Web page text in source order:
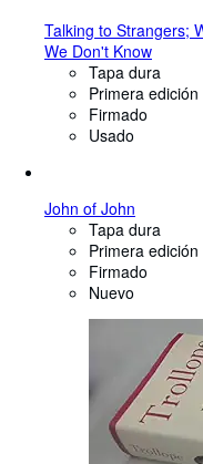
Talking to Strangers;
We Don't Know
Tapa dura
Primera edición
Firmado
Usado
John of John
Tapa dura
Primera edición
Firmado
Nuevo